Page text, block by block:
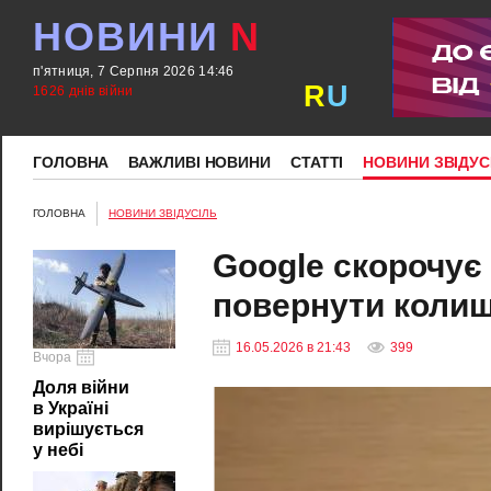
НОВИНИ N
п'ятниця, 7 Серпня 2026 14:46
1626 днів війни
RU
ГОЛОВНА ВАЖЛИВІ НОВИНИ СТАТТІ НОВИНИ
ГОЛОВНА НОВИНИ ЗВІДУСІЛЬ
Вчора
Доля війни
в Україні
вирішується
у небі
Google
повернути
16.05.2026 в 21:43 399